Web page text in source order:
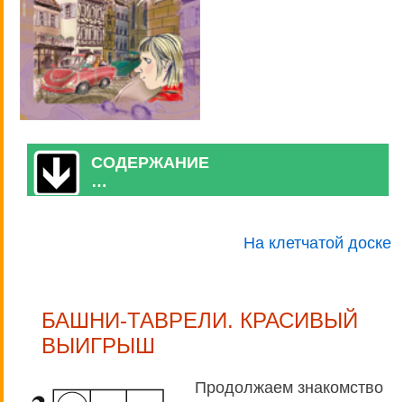
СОДЕРЖАНИЕ
…
На клетчатой доске
БАШНИ-ТАВРЕЛИ. КРАСИВЫЙ
ВЫИГРЫШ
Продолжаем знакомство